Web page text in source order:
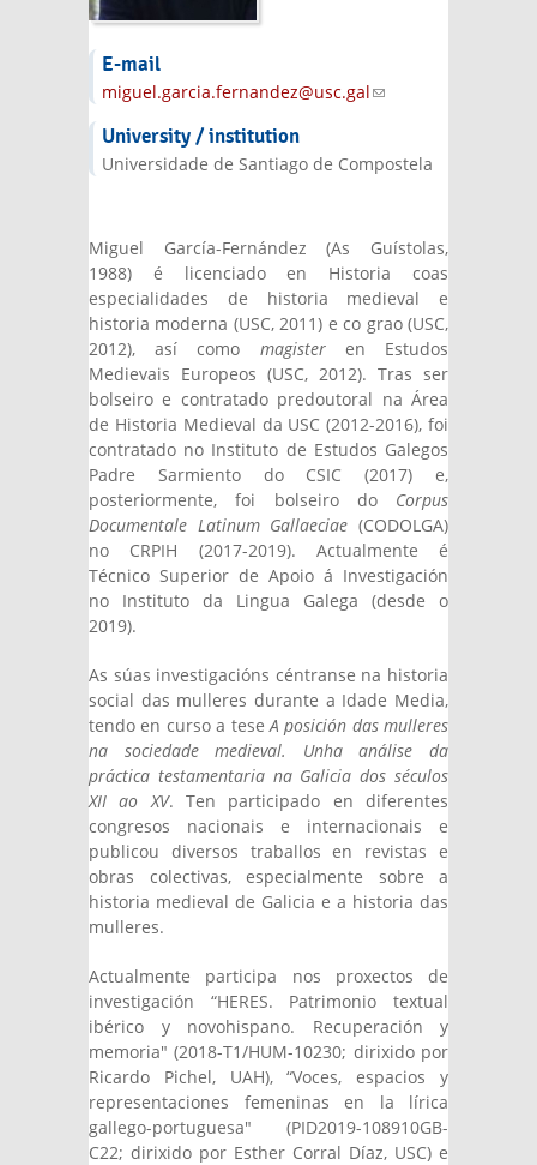
E-mail
miguel.garcia.fernandez@usc.gal(link
University / institution
Universidade de Santiago de Compostela
Miguel García-Fernández (As Guístolas,
1988) é licenciado en Historia coas
especialidades de historia medieval e
historia moderna (USC, 2011) e co grao (USC,
2012), así como magisteren Estudos
Medievais Europeos (USC, 2012). Tras ser
bolseiro e contratado predoutoral na Área
de Historia Medieval da USC (2012-2016), foi
contratado no Instituto de Estudos Galegos
Padre Sarmiento do CSIC (2017) e,
posteriormente, foi bolseiro do Corpus
Documentale Latinum Gallaeciae (CODOLGA)
no CRPIH (2017-2019). Actualmente é
Técnico Superior de Apoio á Investigación
no Instituto da Lingua Galega (desde o
2019).
As súas investigacións céntranse na historia
social das mulleres durante a Idade Media,
tendo en curso a teseA posición das mulleres
na sociedade medieval. Unha análise da
práctica testamentaria na Galicia dos séculos
XII ao XV. Ten participado en diferentes
congresos nacionais e internacionais e
publicou diversos traballos en revistas e
obras colectivas, especialmente sobre a
historia medieval de Galicia e a historia das
mulleres.
Actualmente participa nos proxectos de
investigación “HERES. Patrimonio textual
ibérico y novohispano. Recuperación y
memoria" (2018-T1/HUM-10230; dirixido por
Ricardo Pichel, UAH), “Voces, espacios y
representaciones femeninas en la lírica
gallego-portuguesa" (PID2019-108910GB-
C22; dirixido por Esther Corral Díaz, USC) e